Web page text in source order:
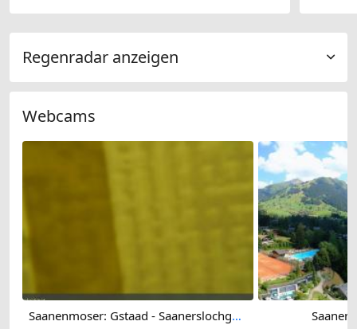
Regenradar anzeigen
Webcams
Saanenmoser: Gstaad - Saanerslochgrat, Bergstation